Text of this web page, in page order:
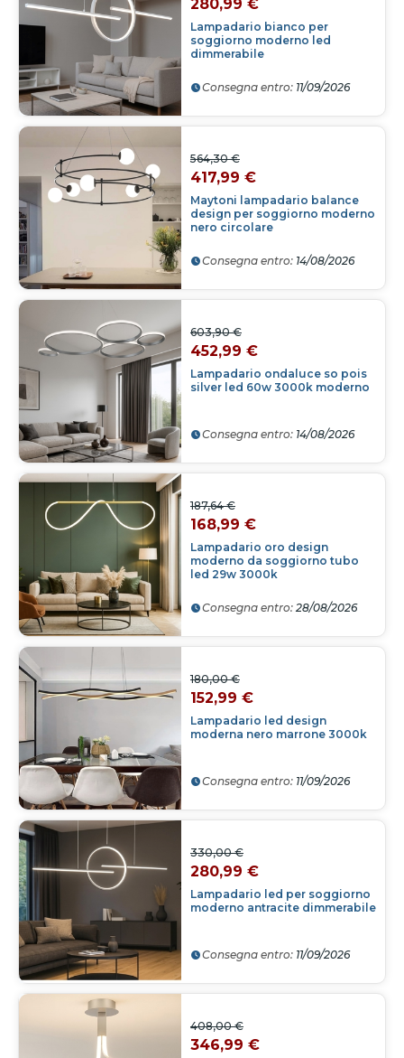
Lampadario bianco per
soggiorno moderno led
dimmerabile
280,99 €
Consegna entro: 11/09/2026
Maytoni lampadario balance
design per soggiorno moderno
nero circolare
564,30 €
417,99 €
Consegna entro: 14/08/2026
Lampadario ondaluce so pois
silver led 60w 3000k moderno
603,90 €
452,99 €
Consegna entro: 14/08/2026
Lampadario oro design
moderno da soggiorno tubo
led 29w 3000k
187,64 €
168,99 €
Consegna entro: 28/08/2026
Lampadario led design
moderna nero marrone 3000k
180,00 €
152,99 €
Consegna entro: 11/09/2026
Lampadario led per soggiorno
moderno antracite dimmerabile
330,00 €
280,99 €
Consegna entro: 11/09/2026
408,00 €
346,99 €